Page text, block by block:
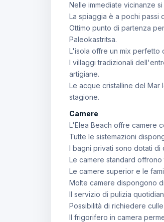
Nelle immediate vicinanze
La spiaggia è a pochi passi
Ottimo punto di partenza
Paleokastritsa.
L'isola offre un mix perfetto
I villaggi tradizionali
artigiane.
Le acque cristalline del Mar
stagione.
Camere
L'Elea Beach offre camere
Tutte le sistemazioni
I bagni privati sono dotati
Le camere standard
Le camere superior e le
Molte camere dispongono
Il servizio di pulizia
Possibilità di richiedere
Il frigorifero in camera